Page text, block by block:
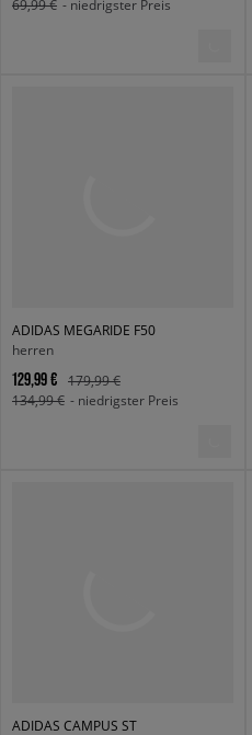
69,99 € - niedrigster Preis
ADIDAS MEGARIDE F50
herren
129,99 €
179,99 €
134,99 € - niedrigster Preis
ADIDAS CAMPUS ST